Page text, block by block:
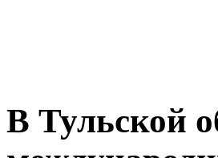
В Тульской